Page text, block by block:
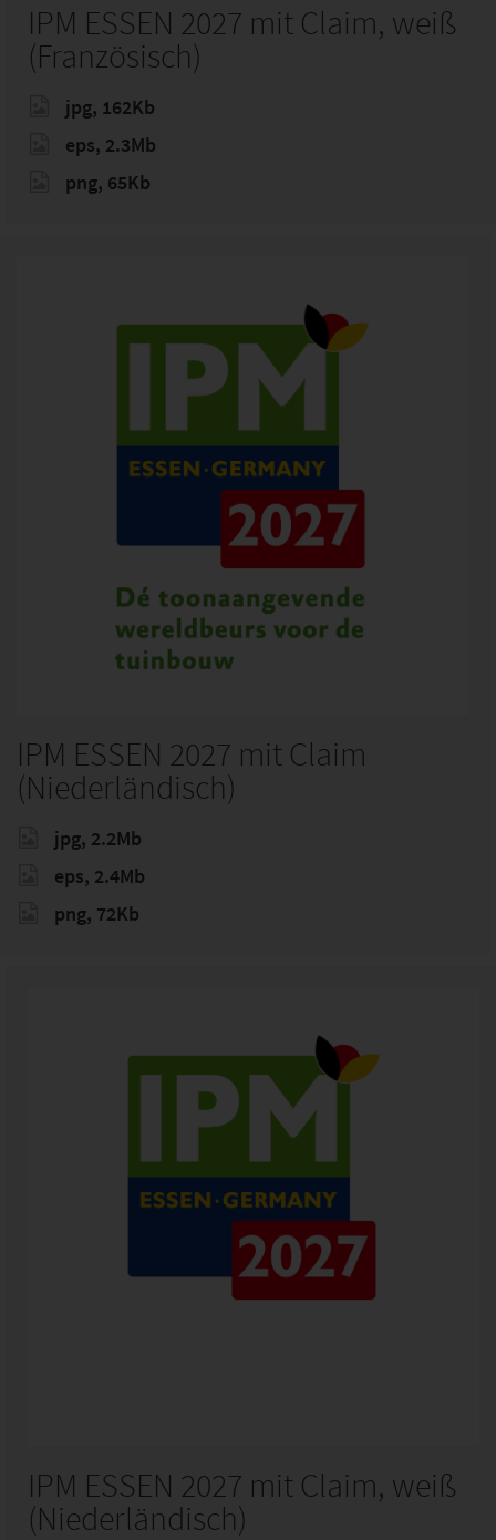
IPM ESSEN 2027 mit Claim, weiß
(Französisch)
jpg, 162Kb
eps, 2.3Mb
png, 65Kb
IPM ESSEN 2027 mit Claim
(Niederländisch)
jpg, 2.2Mb
eps, 2.4Mb
png, 72Kb
IPM ESSEN 2027 mit Claim, weiß
(Niederländisch)